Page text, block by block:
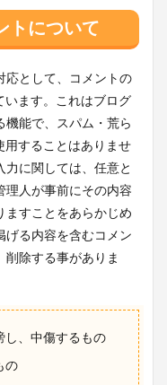
トについて
応として、コメントの
います。これはブログ
機能で、スパム・荒ら
用することはありませ
力に関しては、任意と
理人が事前にその内容
ますことをあらかじめ
げる内容を含むコメン
削除する事がありま
し、中傷するもの
の